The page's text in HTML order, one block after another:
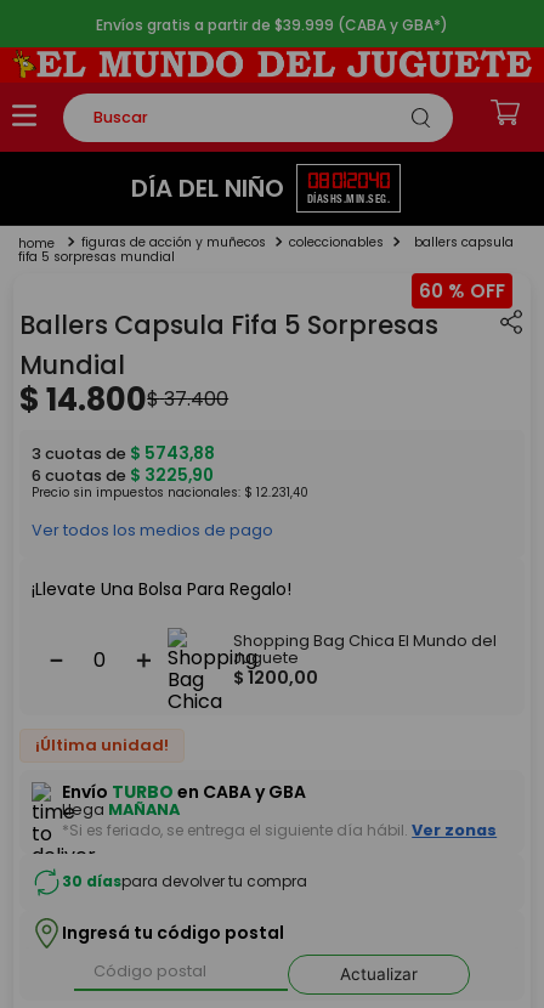
Envíos gratis a partir de $39.999 (CABA y GBA*)
Buscar
TÉRMINOS MÁS BUSCADOS
2.
lego
4.
monopatin
5. toy story
DÍA DEL NIÑO 08
DÍAS
01
HS.
20
MIN.
40
SEG.
figuras de acción y muñecos coleccionables ballers capsula
fifa 5 sorpresas mundial
60 %
Ballers Capsula Fifa 5 Sorpresas
Mundial
$14.800$37.400
3 cuotas de $ 5743,88
6 cuotas de $ 3225,90
Precio sin impuestos nacionales: $ 12.231,40
Ver todos los medios de pago
¡Llevate Una Bolsa Para Regalo!
＋
－
Shopping Bag Chica El Mundo del
Juguete
$ 1200,00
¡Última unidad!
Envío TURBO en CABA y GBA
Llega MAÑANA
*Si es feriado, se entrega el siguiente día hábil. Ver zonas
30 díaspara devolver tu compra
Ingresá tu código postal
Actualizar